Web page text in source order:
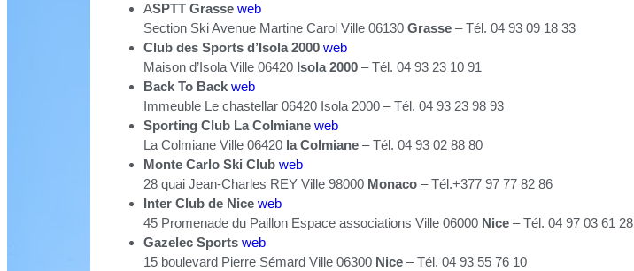
ASPTT Grasse web
Section Ski Avenue Martine Carol Ville 06130 Grasse – Tél. 04 93 09 18 33
Club des Sports d’Isola 2000 web
Maison d’Isola Ville 06420 Isola 2000 – Tél. 04 93 23 10 91
Back To Back web
Immeuble Le chastellar 06420 Isola 2000 – Tél. 04 93 23 98 93
Sporting Club La Colmiane web
La Colmiane Ville 06420 la Colmiane – Tél. 04 93 02 88 80
Monte Carlo Ski Club web
28 quai Jean-Charles REY Ville 98000 Monaco – Tél.+377 97 77 82 86
Inter Club de Nice web
45 Promenade du Paillon Espace associations Ville 06000 Nice – Tél. 04 97 03 61 28
Gazelec Sports web
15 boulevard Pierre Sémard Ville 06300 Nice – Tél. 04 93 55 76 10